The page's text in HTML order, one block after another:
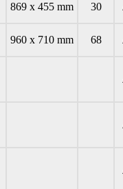
869 x 455 mm 30
960 x 710 mm 68